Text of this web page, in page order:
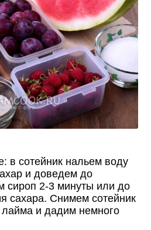
в сотейник нальем воду
и доведем до
сироп 2-3 минуты или до
сахара. Снимем сотейник
лайма и дадим немного